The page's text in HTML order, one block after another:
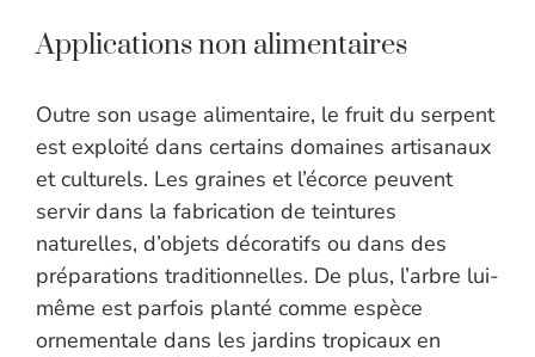
Applications non alimentaires
Outre son usage alimentaire, le fruit du serpent
est exploité dans certains domaines artisanaux
et culturels. Les graines et l’écorce peuvent
servir dans la fabrication de teintures
naturelles, d’objets décoratifs ou dans des
préparations traditionnelles. De plus, l’arbre lui-
même est parfois planté comme espèce
ornementale dans les jardins tropicaux en